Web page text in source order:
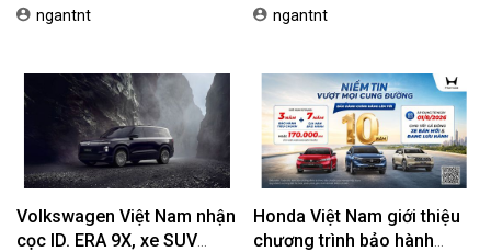
tối ưu chi phí mua xe
ngantnt
Phiên Bản Street, Giá Từ
ngantnt
Volkswagen Việt Nam nhận
cọc ID. ERA 9X, xe SUV
Honda Việt Nam giới thiệu
chương trình bảo hành